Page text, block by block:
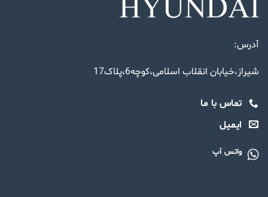
آدرس:
شیراز،خیابان انقلاب اسلامی،کوچه6،پلاک17
تماس با ما
ایمیل
واتس آپ